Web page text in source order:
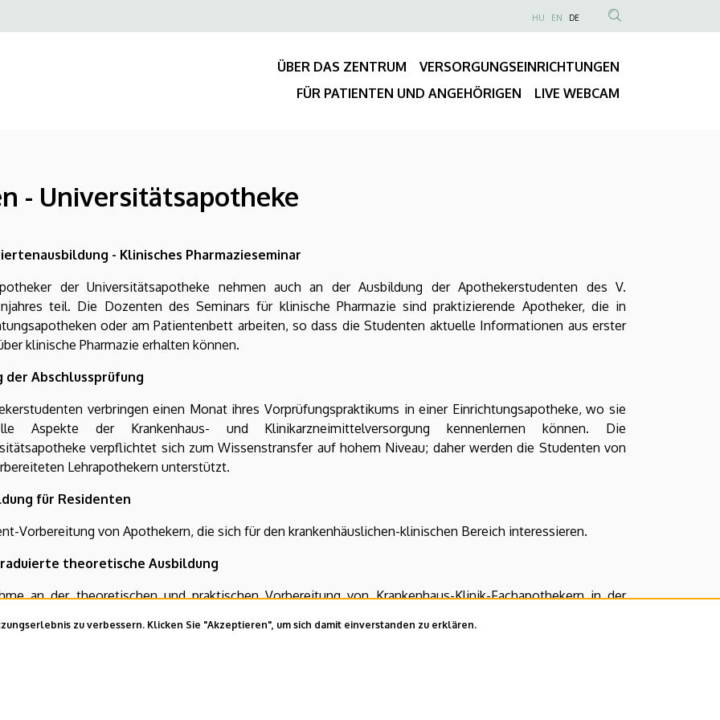
zu verbessern. Klicken Sie "Akzeptieren", um sich damit einverstanden zu erklären.
Felső
Anonim
fiók
menüje
NYELVVÁLASZTÓ
HU EN DE
TARTALOM
KERESÉSE
ÜBER DAS ZENTRUM
VERSORGUNGSEINRICHTUNGEN
FÜR PATIENTEN UND ANGEHÖRIGEN
LIVE WEBCAM
- Universitätsapotheke
- Klinisches Pharmazieseminar
der Universitätsapotheke nehmen auch an der Ausbildung der Apothekerstudenten des V.
teil. Die Dozenten des Seminars für klinische Pharmazie sind praktizierende Apotheker, die in
oder am Patientenbett arbeiten, so dass die Studenten aktuelle Informationen aus erster
klinische Pharmazie erhalten können.
der Abschlussprüfung
verbringen einen Monat ihres Vorprüfungspraktikums in einer Einrichtungsapotheke, wo sie
Aspekte der Krankenhaus- und Klinikarzneimittelversorgung kennenlernen können. Die
verpflichtet sich zum Wissenstransfer auf hohem Niveau; daher werden die Studenten von
Lehrapothekern unterstützt.
für Residenten
Vorbereitung von Apothekern, die sich für den krankenhäuslichen-klinischen Bereich interessieren.
theoretische Ausbildung
an der theoretischen und praktischen Vorbereitung von Krankenhaus-Klinik-Fachapothekern in der